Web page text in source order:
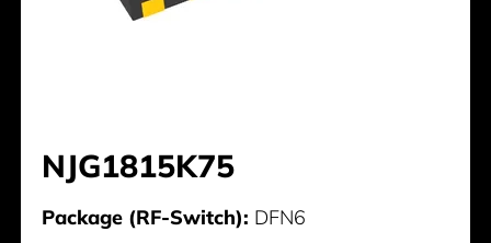
NJG1815K75
Package (RF-Switch): DFN6